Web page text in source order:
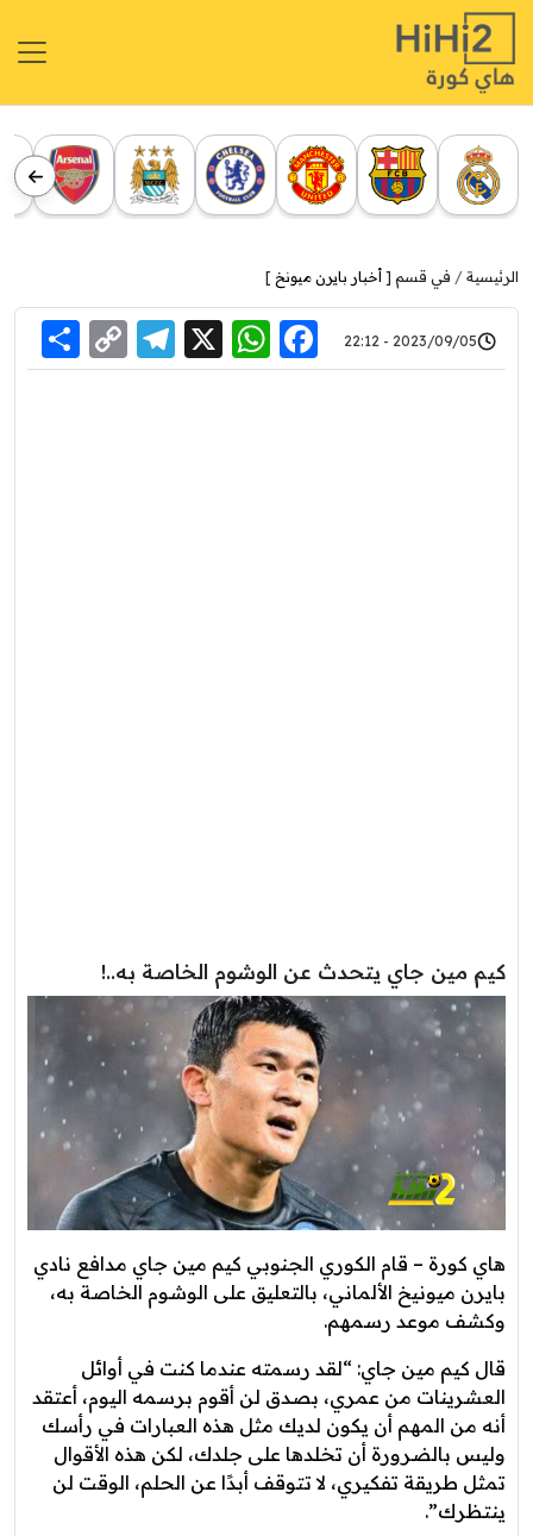
الرئيسية في قسم [ أخبار بايرن ميونخ ]
2023/09/05 - 22:12
Facebook
WhatsApp
X
Link
كيم مين جاي يتحدث عن الوشوم الخاصة به..!
هاي كورة – قام الكوري الجنوبي كيم مين جاي مدافع نادي
بايرن ميونيخ الألماني، بالتعليق على الوشوم الخاصة به،
وكشف موعد رسمهم.
قال كيم مين جاي: “لقد رسمته عندما كنت في أوائل
العشرينات من عمري، بصدق لن أقوم برسمه اليوم، أعتقد
أنه من المهم أن يكون لديك مثل هذه العبارات في رأسك
وليس بالضرورة أن تخلدها على جلدك، لكن هذه الأقوال
تمثل طريقة تفكيري، لا تتوقف أبدًا عن الحلم، الوقت لن
ينتظرك”.